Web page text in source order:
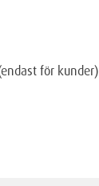
för kunder)